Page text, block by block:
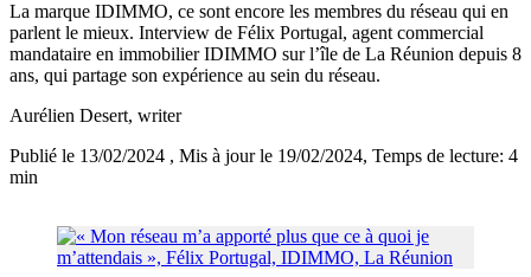
La marque IDIMMO, ce sont encore les membres du réseau qui en
parlent le mieux. Interview de Félix Portugal, agent commercial
mandataire en immobilier IDIMMO sur l’île de La Réunion depuis 8
ans, qui partage son expérience au sein du réseau.
Aurélien Desert, writer
Publié le 13/02/2024 , Mis à jour le 19/02/2024, Temps de lecture: 4
min